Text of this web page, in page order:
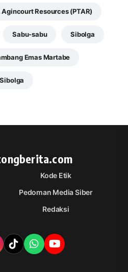
Agincourt Resources (PTAR)
Sabu-sabu Sibolga
Emas Martabe
Kode Etik
Pedoman Media Siber
Redaksi